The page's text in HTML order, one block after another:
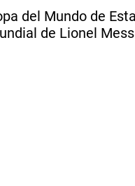
del Mundo de
de Lionel